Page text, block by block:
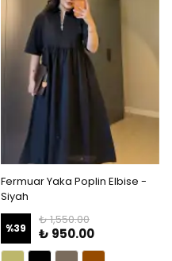
Fermuar Yaka Poplin Elbise -
Siyah
%39
₺ 1,550.00
₺ 950.00